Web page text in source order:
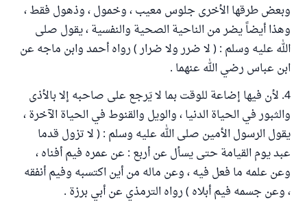
وبعض طرقها الأخرى جلوس معيب ، وخمول ، وذهول فقط ،
وهذا أيضاً يضر من الناحية الصحية والنفسية ، يقول صلى
الله عليه وسلم : ( لا ضرر ولا ضرار ) رواه أحمد وابن ماجه عن
ابن عباس رضي الله عنهما .
4. لأن فيها إضاعة للوقت بما لا يَرجع على صاحبه إلا بالأذى
والثبور في الحياة الدنيا ، والويل والقنوط في الحياة الآخرة ،
يقول الرسول الأمين صلى الله عليه وسلم : ( لا تزول قدما
عبد يوم القيامة حتى يسأل عن أربع : عن عمره فيم أفناه ،
وعن علمه ما فعل فيه ، وعن ماله من أين اكتسبه وفيم أنفقه
، وعن جسمه فيم أبلاه ) رواه الترمذي عن أبي برزة .